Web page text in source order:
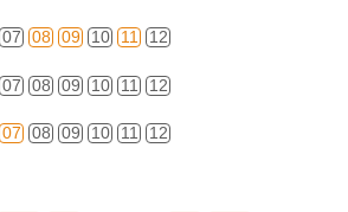
07 08 09 10 11 12
07 08 09 10 11 12
07 08 09 10 11 12